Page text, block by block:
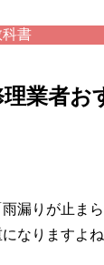
書
業者お
漏りが止ま
なりますよね